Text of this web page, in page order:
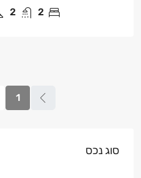
2
2
1
סוג נכס